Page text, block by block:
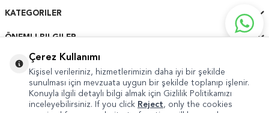
KATEGORILER
ÖNEMLI BILGILER
HIZLI ERIŞIM
Çerez Kullanımı
Kişisel verileriniz, hizmetlerimizin daha iyi bir şekilde
sunulması için mevzuata uygun bir şekilde toplanıp işlenir.
Konuyla ilgili detaylı bilgi almak için Gizlilik Politikamızı
inceleyebilirsiniz. If you click Reject, only the cookies